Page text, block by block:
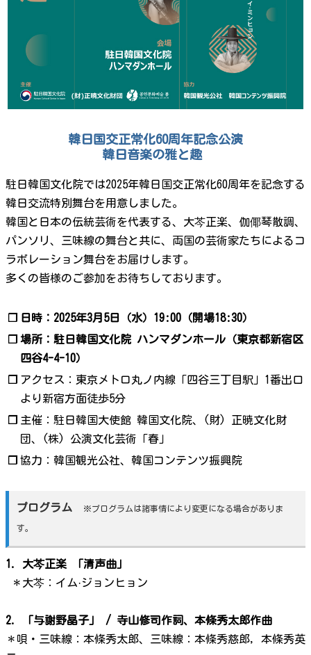
韓日国交正常化60周年記念公演
韓日音楽の雅と趣
駐日韓国文化院では2025年韓日国交正常化60周年を記念する
韓日交流特別舞台を用意しました。
韓国と日本の伝統芸術を代表する、大芩正楽、伽倻琴散調、
パンソリ、三味線の舞台と共に、両国の芸術家たちによるコ
ラボレーション舞台をお届けします。
多くの皆様のご参加をお待ちしております。
❐
日時：2025年3月5日（水）19:00（開場18:30）
❐ 場所：駐日韓国文化院 ハンマダンホール（東京都新宿区
四谷4-4-10）
❐ アクセス：東京メトロ丸ノ内線「四谷三丁目駅」1番出口
より新宿方面徒歩5分
❐ 主催：駐日韓国大使館 韓国文化院、(財) 正暁文化財
団、(株) 公演文化芸術「春」
❐ 協力：韓国観光公社、韓国コンテンツ振興院
プログラム ※プログラムは諸事情により変更になる場合がありま
す。
1. 大芩正楽 「清声曲」
＊大芩：イム·ジョンヒョン
2. 「与謝野晶子」 / 寺山修司作詞、本條秀太郎作曲
＊唄・三味線：本條秀太郎、三味線：本條秀慈郎, 本條秀英